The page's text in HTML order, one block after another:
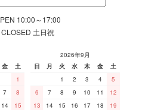
10:00～17:00
CLOSED 土日祝
金
土
1
7
8
14
15
2026年9月
日
月 火 水 木 金
土
1
2 3 4
5
6
7 8 9 10 11
12
13
14 15 16 17 18
19